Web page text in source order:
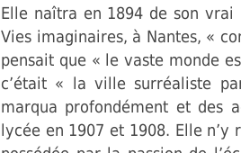
Elle naîtra en 1894 de son vrai
Vies imaginaires, à Nantes, «
pensait que « le vaste monde
c’était « la ville surréaliste
marqua profondément et des
lycée en 1907 et 1908. Elle n’y